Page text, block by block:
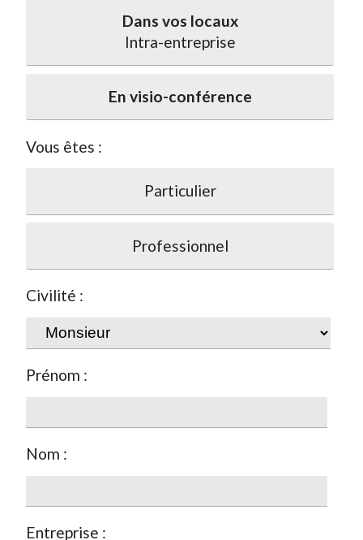
Dans vos locaux
Intra-entreprise
En visio-conférence
Vous êtes :
Particulier
Professionnel
Civilité :
Prénom :
Nom :
Entreprise :